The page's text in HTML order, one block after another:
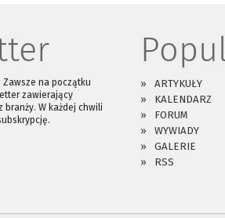
na początku
zawierający
W każdej chwili
ARTYKUŁY
KALENDARZ
FORUM
WYWIADY
GALERIE
RSS